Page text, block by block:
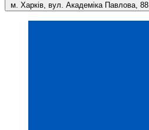
м. Харків, вул. Академіка Павлова, 88